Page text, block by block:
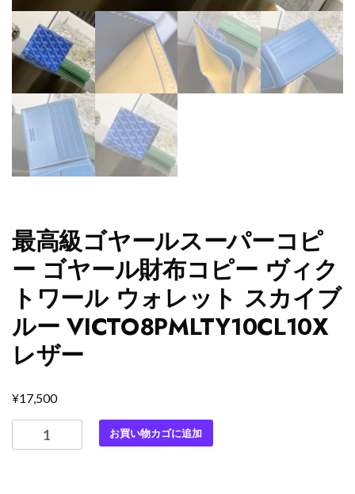
最高級ゴヤールスーパーコピ
ー ゴヤール財布コピー ヴィク
トワール ウォレット スカイブ
ルー VICTO8PMLTY10CL10X
レザー
¥17,500
高
お買い物カゴに追加